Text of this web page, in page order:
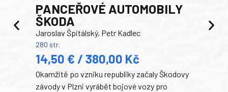
PANCEŘOVÉ AUTOMOBILY
ŠKODA
Jaroslav Špitálský, Petr Kadlec
280 str.
14,50 € / 380,00 Kč
Okamžitě po vzniku republiky začaly Škodovy
závody v Plzni vyrábět bojové vozy pro